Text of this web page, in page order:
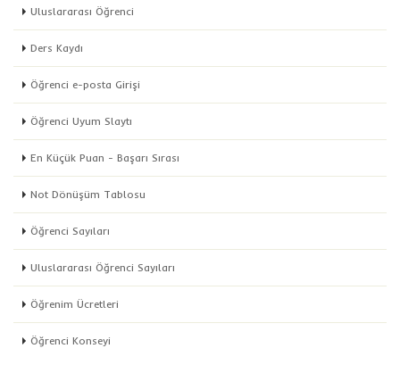
Uluslararası Öğrenci
Ders Kaydı
Öğrenci e-posta Girişi
Öğrenci Uyum Slaytı
En Küçük Puan - Başarı Sırası
Not Dönüşüm Tablosu
Öğrenci Sayıları
Uluslararası Öğrenci Sayıları
Öğrenim Ücretleri
Öğrenci Konseyi